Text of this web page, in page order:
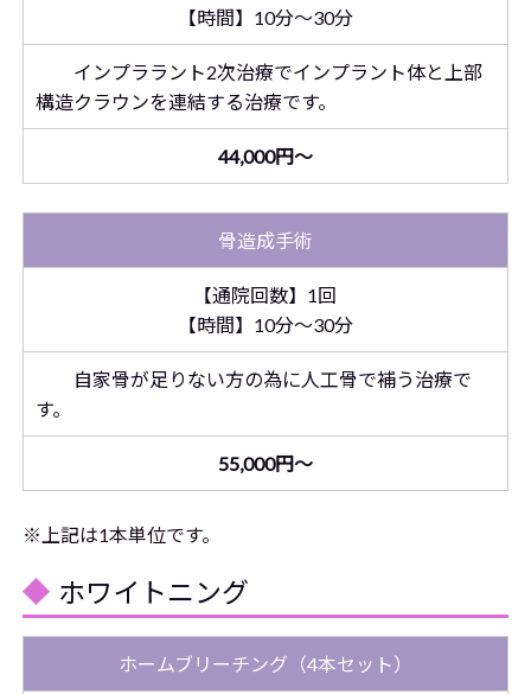
【時間】10分～30分
インプララント2次治療でインプラント体と上部
構造クラウンを連結する治療です。
44,000円～
骨造成手術
【通院回数】1回
【時間】10分～30分
自家骨が足りない方の為に人工骨で補う治療で
す。
55,000円～
※上記は1本単位です。
ホワイトニング
ホームブリーチング（4本セット）